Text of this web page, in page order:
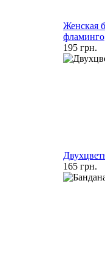
Женская
фламинго
195 грн.
165 грн.